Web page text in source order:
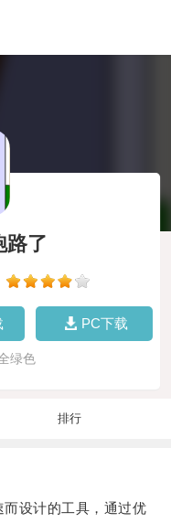
路了
PC下载
绿色
排行
设计的工具，通过优